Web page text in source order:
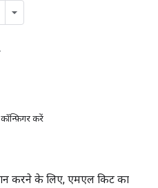
करें
करने के लिए, एमएल किट का